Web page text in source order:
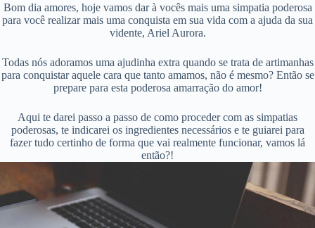
Bom dia amores, hoje vamos dar à vocês mais uma simpatia poderosa
para você realizar mais uma conquista em sua vida com a ajuda da sua
vidente, Ariel Aurora.
Todas nós adoramos uma ajudinha extra quando se trata de artimanhas
para conquistar aquele cara que tanto amamos, não é mesmo? Então se
prepare para esta poderosa amarração do amor!
Aqui te darei passo a passo de como proceder com as simpatias
poderosas, te indicarei os ingredientes necessários e te guiarei para
fazer tudo certinho de forma que vai realmente funcionar, vamos lá
então?!